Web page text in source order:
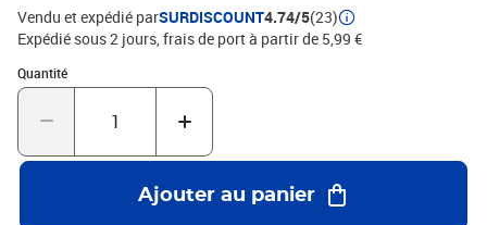
Vendu et expédié parSURDISCOUNT4.74/5(23)
Expédié sous 2 jours, frais de port à partir de 5,99 €
Quantité
Quantité : 1
Ajouter au panier